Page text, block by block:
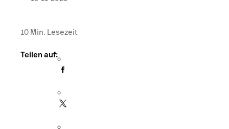
10Min. Lesezeit
Teilen auf: